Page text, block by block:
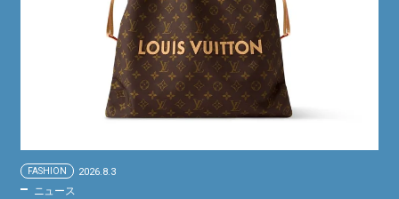
FASHION 2026.8.3
ニュース